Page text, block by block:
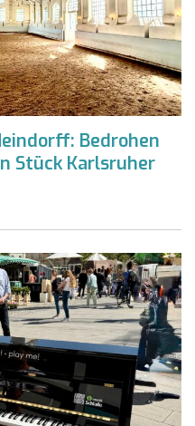
Bedrohen
Stück Karlsruher